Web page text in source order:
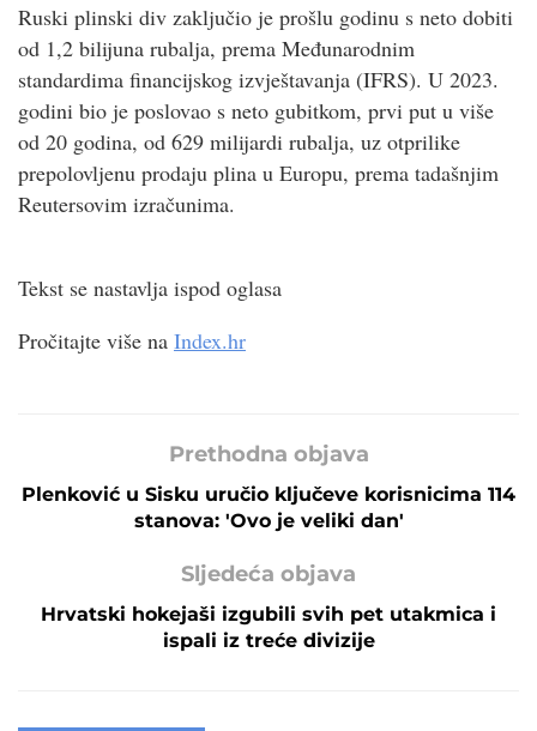
Ruski plinski div zaključio je prošlu godinu s neto dobiti
od 1,2 bilijuna rubalja, prema Međunarodnim
standardima financijskog izvještavanja (IFRS). U 2023.
godini bio je poslovao s neto gubitkom, prvi put u više
od 20 godina, od 629 milijardi rubalja, uz otprilike
prepolovljenu prodaju plina u Europu, prema tadašnjim
Reutersovim izračunima.
Tekst se nastavlja ispod oglasa
Pročitajte više na Index.hr
Prethodna objava
Plenković u Sisku uručio ključeve korisnicima 114
stanova: 'Ovo je veliki dan'
Sljedeća objava
Hrvatski hokejaši izgubili svih pet utakmica i
ispali iz treće divizije